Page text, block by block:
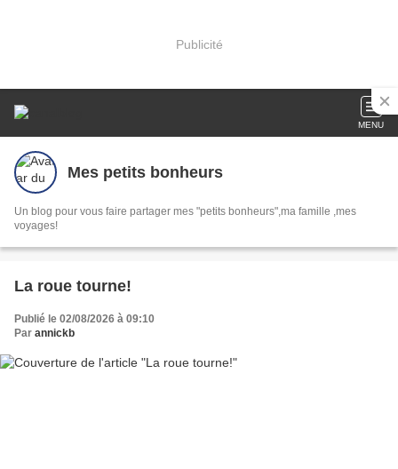
Publicité
MENU
Mes petits bonheurs
Un blog pour vous faire partager mes "petits bonheurs",ma famille ,mes
voyages!
La roue tourne!
Publié le 02/08/2026 à 09:10
Par annickb